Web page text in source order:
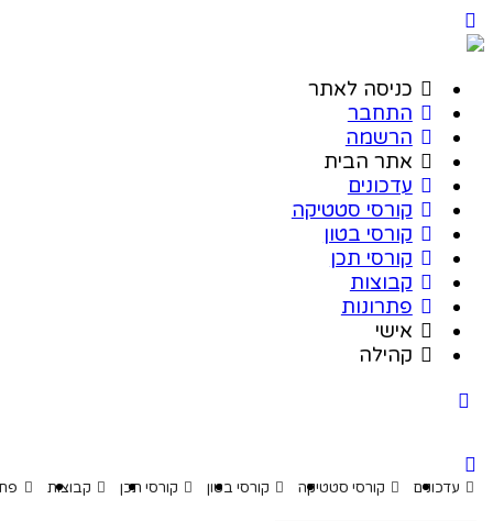
כניסה לאתר
התחבר
הרשמה
אתר הבית
עדכונים
קורסי סטטיקה
קורסי בטון
קורסי תכן
קבוצות
פתרונות
אישי
קהילה
קורסי סטטיקה קורסי בטון קורסי תכן קבוצות פתרונות